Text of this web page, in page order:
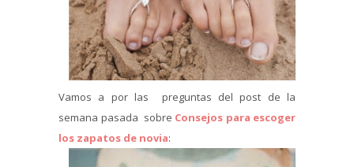
Vamos a por las preguntas del post de la
semana pasada sobre Consejos para escoger
los zapatos de novia: